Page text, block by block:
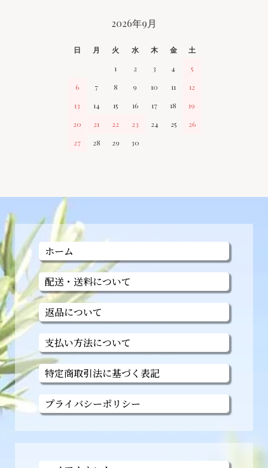
2026年9月
日 月 火 水 木 金
土
1
2 3 4
5
6
7 8 9 10 11
12
13
14 15 16 17 18
19
20
21 22 23 24 25
26
27
28 29 30
ホーム
配送・送料について
返品について
支払い方法について
特定商取引法に基づく表記
プライバシーポリシー